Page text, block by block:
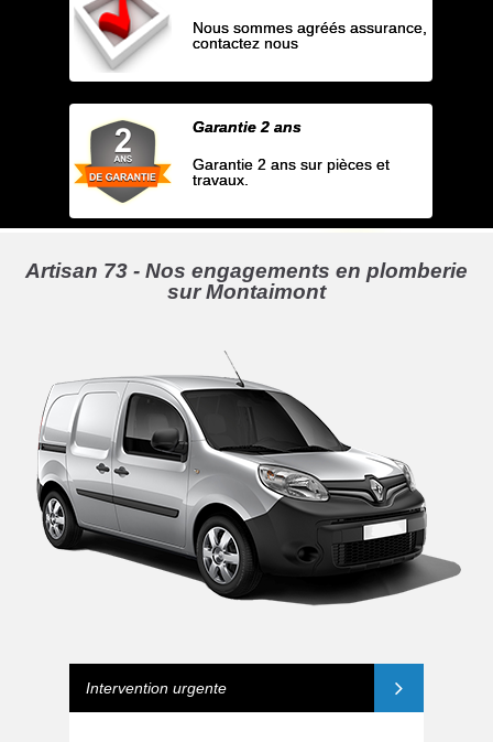
Nous sommes agréés assurance,
contactez nous
Garantie 2 ans
Garantie 2 ans sur pièces et
travaux.
Artisan 73 - Nos engagements en plomberie
sur Montaimont
Intervention urgente